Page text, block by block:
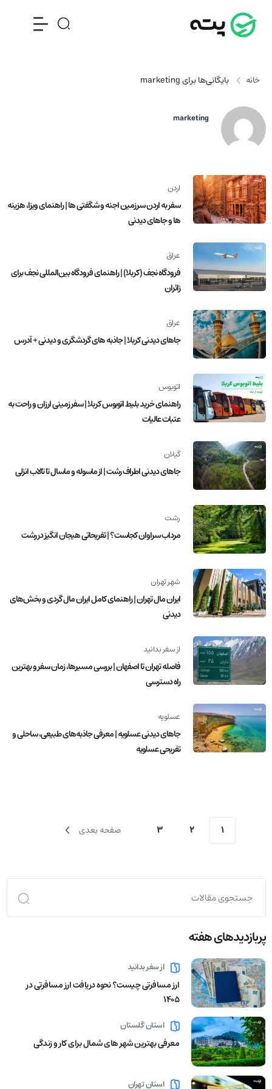
خانه بایگانی‌ها برای marketing
marketing
اردن
سفر به اردن سرزمین اجنه و شگفتی ها | راهنمای ویزا، هزینه
ها و جاهای دیدنی
عراق
فرودگاه نجف (کربلا) | راهنمای فرودگاه بین‌المللی نجف برای
زائران
عراق
جاهای دیدنی کربلا | جاذبه های گردشگری و دیدنی + آدرس
اتوبوس
راهنمای خرید بلیط اتوبوس کربلا | سفر زمینی ارزان و راحت به
عتبات عالیات
گیلان
جاهای دیدنی اطراف رشت | از ماسوله و ماسال تا تالاب انزلی
رشت
مرداب سراوان کجاست؟ | تفریحاتی هیجان انگیز در رشت
شهر تهران
ایران مال تهران | راهنمای کامل ایران مال گردی و بخش‌های
دیدنی
از سفر بدانید
فاصله تهران تا اصفهان | بررسی مسیرها، زمان سفر و بهترین
راه دسترسی
عسلویه
جاهای دیدنی عسلویه | معرفی جاذبه‌های طبیعی، ساحلی و
تفریحی عسلویه
1
2
3 صفحه بعدی
پربازدید‌های هفته
از سفر بدانید
ارز مسافرتی چیست؟ نحوه دریافت ارز مسافرتی در
1405
استان گلستان
معرفی بهترین شهر های شمال برای کار و زندگی
استان تهران